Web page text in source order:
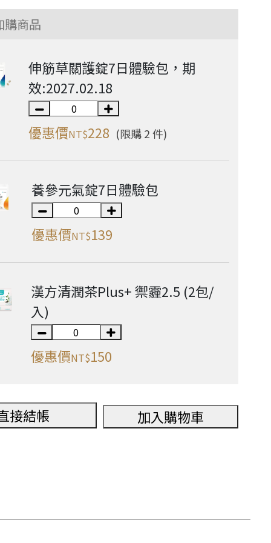
購商品
伸筋草關護錠7日體驗包，期
效:2027.02.18
優惠價NT$228 (限購 2 件)
養參元氣錠7日體驗包
優惠價NT$139
漢方清潤茶Plus+ 禦霾2.5 (2包/
入)
優惠價NT$150
接結帳 加入購物車